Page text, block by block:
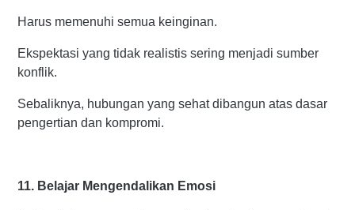
Harus memenuhi semua keinginan.
Ekspektasi yang tidak realistis sering menjadi sumber
konflik.
Sebaliknya, hubungan yang sehat dibangun atas dasar
pengertian dan kompromi.
11. Belajar Mengendalikan Emosi